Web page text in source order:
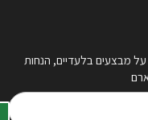
מבצעים בלעדיים, הנחות